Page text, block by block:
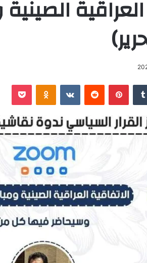
بينتيريست